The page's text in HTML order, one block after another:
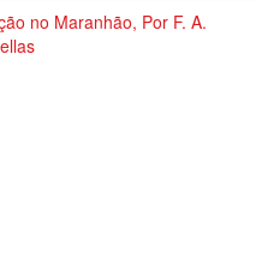
no Maranhão, Por F. A.